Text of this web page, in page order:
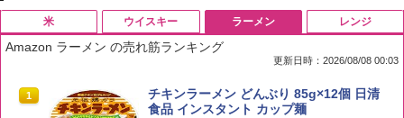
米
1 by Amazon 国産ブレンド米 精米 5kg
ウイスキー
1
ブラックニッカ ニッカ Nikka ウィスキ
ー4000ml ブラックニッカクリア ウヰス
ラーメン
Amazon ラーメン の売れ筋ランキング
更新日時：2026/08/08 00:03
1
チキンラーメン どんぶり 85g×12個 日清
食品 インスタント カップ麺
レンジ